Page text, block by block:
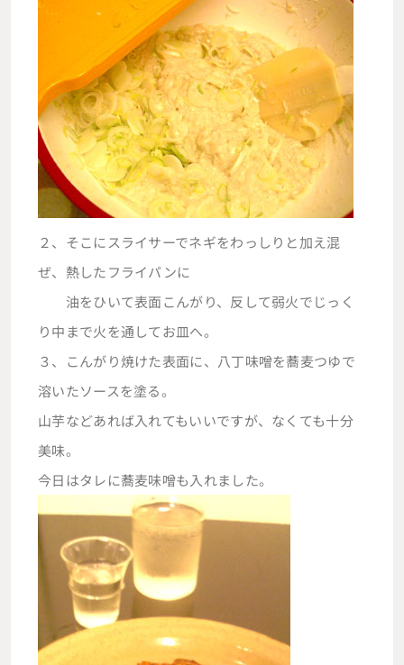
２、そこにスライサーでネギをわっしりと加え混
ぜ、熱したフライパンに
油をひいて表面こんがり、反して弱火でじっく
り中まで火を通してお皿へ。
３、こんがり焼けた表面に、八丁味噌を蕎麦つゆで
溶いたソースを塗る。
山芋などあれば入れてもいいですが、なくても十分
美味。
今日はタレに蕎麦味噌も入れました。